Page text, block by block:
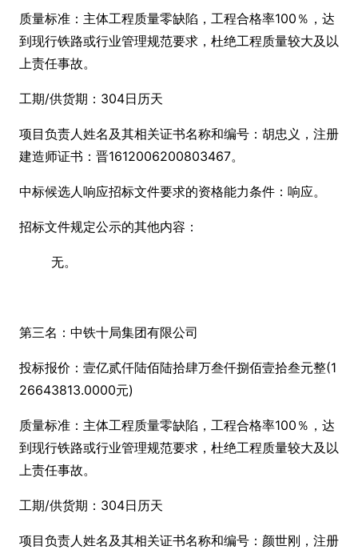
质量标准：主体工程质量零缺陷，工程合格率100％，达
到现行铁路或行业管理规范要求，杜绝工程质量较大及以
上责任事故。
工期/供货期：304日历天
项目负责人姓名及其相关证书名称和编号：胡忠义，注册
建造师证书：晋1612006200803467。
中标候选人响应招标文件要求的资格能力条件：响应。
招标文件规定公示的其他内容：
无。
第三名：中铁十局集团有限公司
投标报价：壹亿贰仟陆佰陆拾肆万叁仟捌佰壹拾叁元整(1
26643813.0000元)
质量标准：主体工程质量零缺陷，工程合格率100％，达
到现行铁路或行业管理规范要求，杜绝工程质量较大及以
上责任事故。
工期/供货期：304日历天
项目负责人姓名及其相关证书名称和编号：颜世刚，注册